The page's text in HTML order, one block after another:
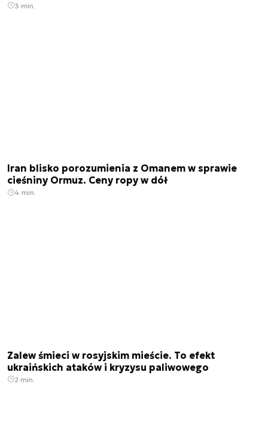
3 min.
Iran blisko porozumienia z Omanem w sprawie
cieśniny Ormuz. Ceny ropy w dół
4 min.
Zalew śmieci w rosyjskim mieście. To efekt
ukraińskich ataków i kryzysu paliwowego
2 min.